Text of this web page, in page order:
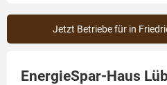
Jetzt Betriebe für in
EnergieSpar-Haus